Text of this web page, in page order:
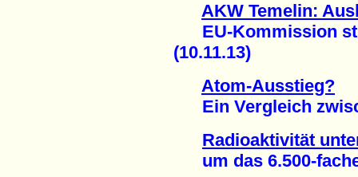
AKW Temelin:
EU-Kommission
(10.11.13)
Atom-Ausstieg?
Ein Vergleich
Radioaktivität
um das 6.500-fache